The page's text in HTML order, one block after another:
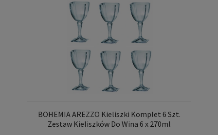
BOHEMIA AREZZO Kieliszki Komplet 6 Szt.
Zestaw Kieliszków Do Wina 6 x 270ml